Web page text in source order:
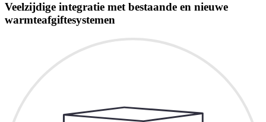
Veelzijdige integratie met bestaande en nieuwe
warmteafgiftesystemen